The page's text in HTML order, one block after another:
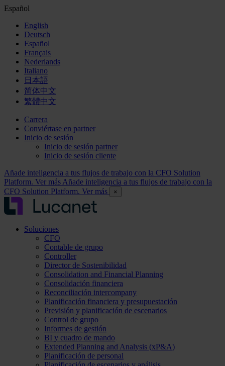
Español
English
Deutsch
Español
Français
Nederlands
Italiano
日本語
简体中文
繁體中文
Carrera
Conviértase en partner
Inicio de sesión
Inicio de sesión partner
Inicio de sesión cliente
Añade inteligencia a tus flujos de trabajo con la CFO Solution
Platform. Ver más Añade inteligencia a tus flujos de trabajo con la
CFO Solution Platform. Ver más
×
Soluciones
CFO
Contable de grupo
Controller
Director de Sostenibilidad
Consolidation and Financial Planning
Consolidación financiera
Reconciliación intercompany
Planificación financiera y presupuestación
Previsión y planificación de escenarios
Control de grupo
Informes de gestión
BI y cuadro de mando
Extended Planning and Analysis (xP&A)
Planificación de personal